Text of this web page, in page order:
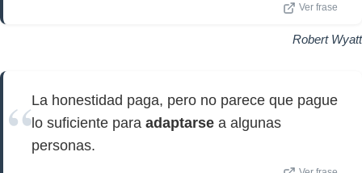
Ver frase
Robert Wyatt
La honestidad paga, pero no parece que pague
lo suficiente para adaptarse a algunas
personas.